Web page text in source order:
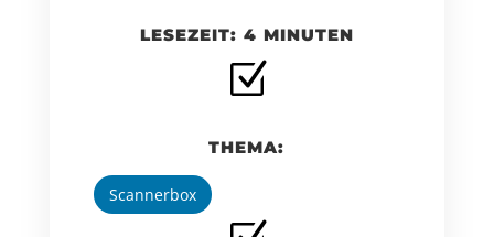
LESEZEIT: 4 MINUTEN
Z
THEMA:
Scannerbox